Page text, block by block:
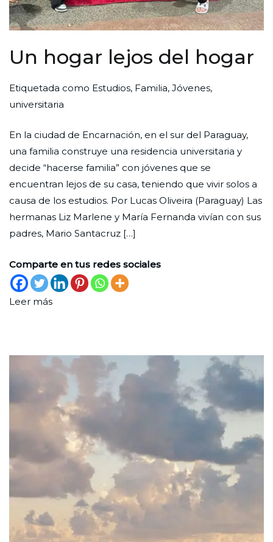
Un hogar lejos del hogar
Por
Redaccion
Nueva
Publicada
el
de
agosto
de
2025
Publicada
en
Etiquetada como Estudios, Familia, Jóvenes,
universitaria
En la ciudad de Encarnación, en el sur del Paraguay,
una familia construye una residencia universitaria y
decide “hacerse familia” con jóvenes que se
encuentran lejos de su casa, teniendo que vivir solos a
causa de los estudios. Por Lucas Oliveira (Paraguay) Las
hermanas Liz Marlene y María Fernanda vivían con sus
padres, Mario Santacruz […]
Comparte en tus redes sociales
Leer más